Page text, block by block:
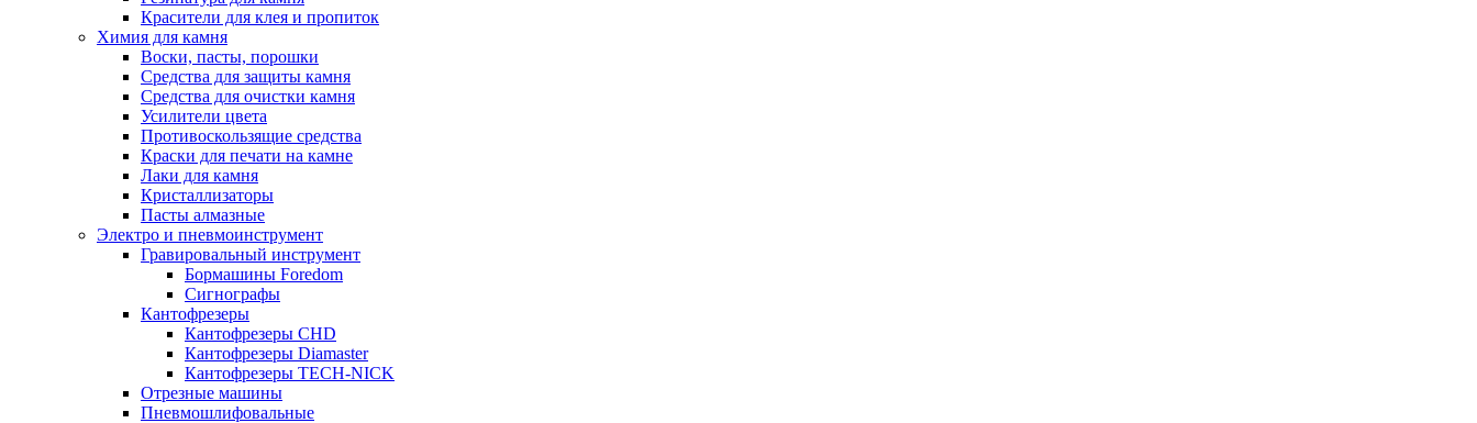
Красители для клея и пропиток
Химия для камня
Воски, пасты, порошки
Средства для защиты камня
Средства для очистки камня
Усилители цвета
Противоскользящие средства
Краски для печати на камне
Лаки для камня
Кристаллизаторы
Пасты алмазные
Электро и пневмоинструмент
Гравировальный инструмент
Бормашины Foredom
Сигнографы
Кантофрезеры
Кантофрезеры CHD
Кантофрезеры Diamaster
Кантофрезеры TECH-NICK
Отрезные машины
Пневмошлифовальные